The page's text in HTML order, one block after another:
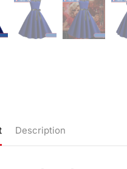
Description